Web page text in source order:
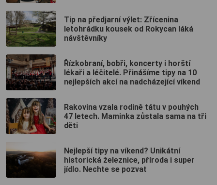
Tip na předjarní výlet: Zřícenina
letohrádku kousek od Rokycan láká
návštěvníky
Řízkobraní, bobři, koncerty i horští
lékaři a léčitelé. Přinášíme tipy na 10
nejlepších akcí na nadcházející víkend
Rakovina vzala rodině tátu v pouhých
47 letech. Maminka zůstala sama na tři
děti
Nejlepší tipy na víkend? Unikátní
historická železnice, příroda i super
jídlo. Nechte se pozvat